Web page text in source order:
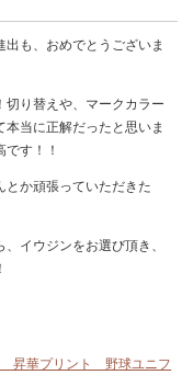
も、おめでとうございま
り替えや、マークカラー
当に正解だったと思いま
す！！
か頑張っていただきた
イウジンをお選び頂き、
昇華プリント 野球ユニフ